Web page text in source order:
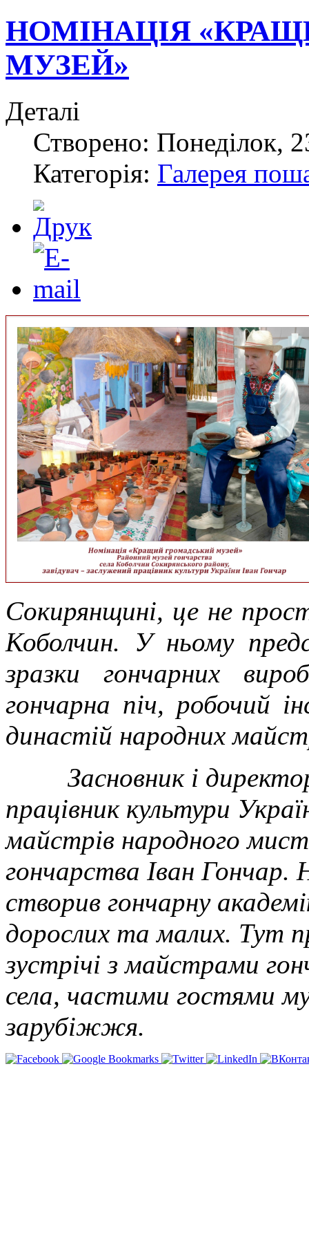
НОМІНАЦІЯ
МУЗЕЙ»
Деталі
Створено: Понеділок,
Категорія: Галерея
Сокирянщині, це не
Коболчин. У ньому
зразки гончарних
гончарна піч, робочий
династій народних
Засновник і
працівник культури
майстрів народного
гончарства Іван Гончар.
створив гончарну
дорослих та малих. Тут
зустрічі з майстрами
села, частими гостями
зарубіжжя.